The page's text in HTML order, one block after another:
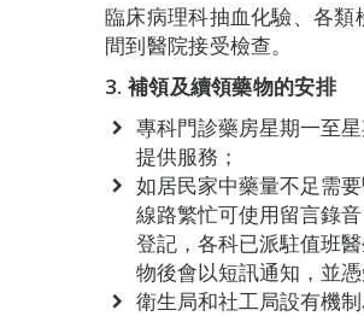
臨床病理科抽血化驗、各
間到醫院接受檢查。
3. 補領及續領藥物的安排
專科門診藥房星期一至
提供服務；
如居民家中藥量不足需
線路繁忙可使用留言錄
登記，各科已派駐值班
物後會以短訊通知，並
衛生局和社工局設有機